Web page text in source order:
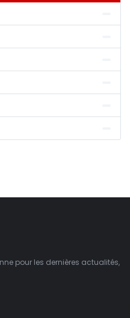
pour les dernières actualités,